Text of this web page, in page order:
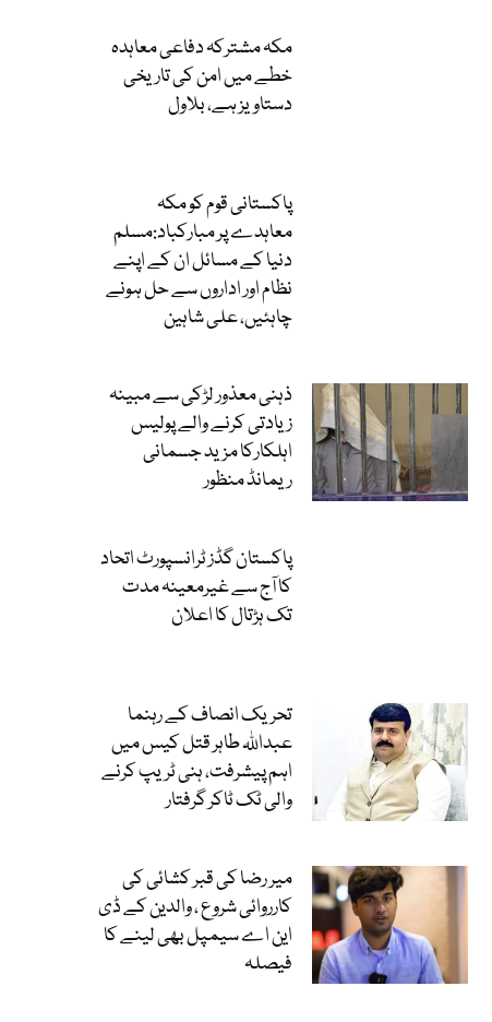
مکہ مشترکہ دفاعی معاہدہ
خطے میں امن کی تاریخی
دستاویز ہے، بلاول
پاکستانی قوم کو مکہ
معاہدے پر مبارکباد:مسلم
دنیا کے مسائل ان کے اپنے
نظام اور اداروں سے حل ہونے
چاہئیں، علی شاہین
ذہنی معذور لڑکی سے مبینہ
زیادتی کرنے والے پولیس
اہلکارکا مزید جسمانی
ریمانڈ منظور
پاکستان گڈز ٹرانسپورٹ اتحاد
کا آج سے غیرمعینہ مدت
تک ہڑتال کا اعلان
تحریک انصاف کے رہنما
عبداللہ طاہر قتل کیس میں
اہم پیشرفت، ہنی ٹریپ کرنے
والی ٹک ٹاکر گرفتار
میر رضا کی قبر کشائی کی
کارروائی شروع ، والدین کے ڈی
این اے سیمپل بھی لینے کا
فیصلہ